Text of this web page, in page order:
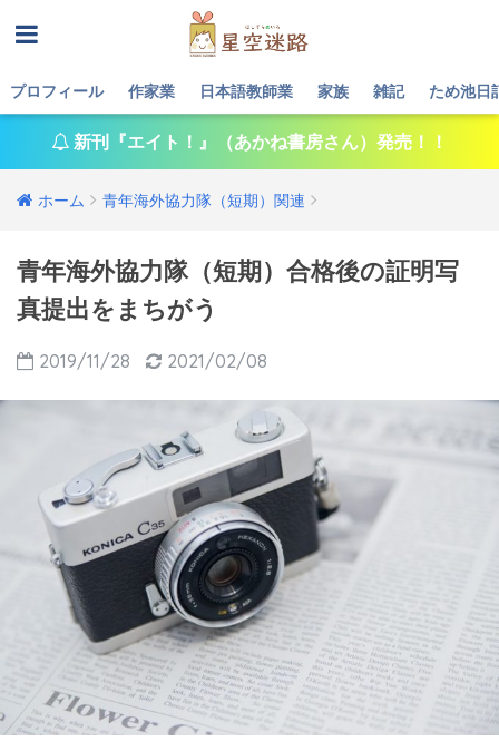
プロフィール 作家業 日本語教師業 家族 雑記 ため池日
新刊『エイト！』（あかね書房さん）発売！！
ホーム 青年海外協力隊（短期）関連
青年海外協力隊（短期）合格後の証明写
真提出をまちがう
2019/11/28 2021/02/08